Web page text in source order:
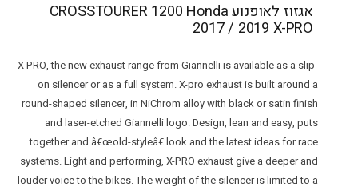
אגזוז לאופנוע CROSSTOURER 1200 Honda
2017 / 2019 X-PRO
X-PRO, the new exhaust range from Giannelli is available as a slip-
on silencer or as a full system. X-pro exhaust is built around a
round-shaped silencer, in NiChrom alloy with black or satin finish
and laser-etched Giannelli logo. Design, lean and easy, puts
together and â€œold-styleâ€ look and the latest ideas for race
systems. Light and performing, X-PRO exhaust give a deeper and
louder voice to the bikes. The weight of the silencer is limited to a